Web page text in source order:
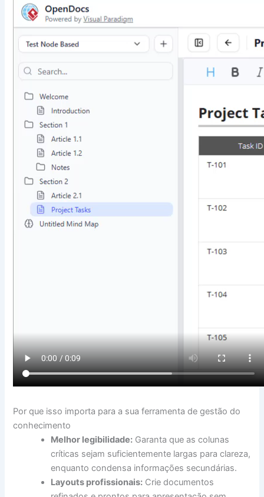
Por que isso importa para a sua ferramenta de gestão do
conhecimento
Melhor legibilidade: Garanta que as colunas
críticas sejam suficientemente largas para clareza,
enquanto condensa informações secundárias.
Layouts profissionais: Crie documentos